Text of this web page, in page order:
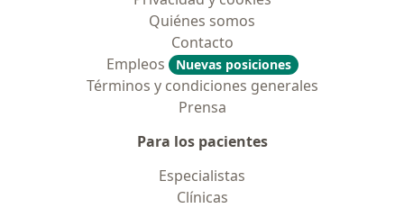
Quiénes somos
Contacto
Empleos
Nuevas posiciones
Términos y condiciones generales
Prensa
Para los pacientes
Especialistas
Clínicas